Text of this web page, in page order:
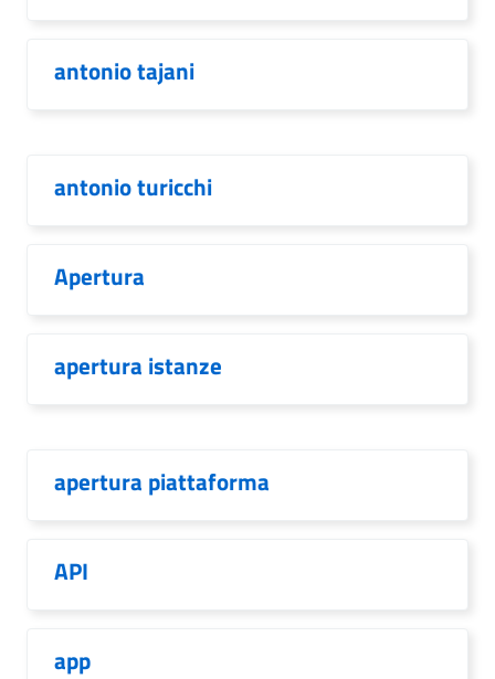
antonio tajani
antonio turicchi
Apertura
apertura istanze
apertura piattaforma
API
app